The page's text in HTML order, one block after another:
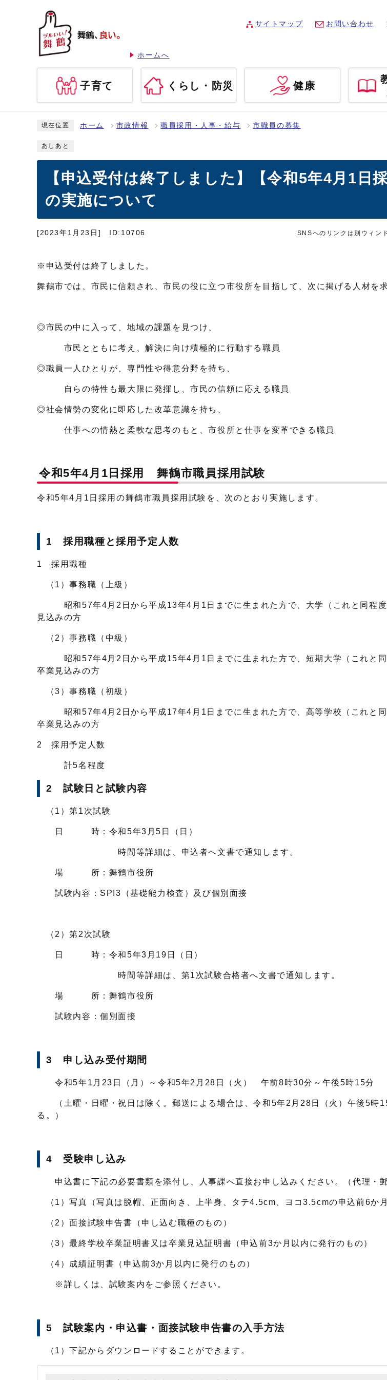
ホームへ
サイトマップ お問い合わせ
子育て くらし・防災 健康
現在位置 ホーム 市政情報 職員採用・人事・給与 市職員の募集
あしあと
【申込受付は終了しました】【令和5年4月1日
の実施について
[2023年1月23日] ID:10706 SNSへのリンクは別ウィン
※申込受付は終了しました。
舞鶴市では、市民に信頼され、市民の役に立つ市役所を目指して、次に掲げる人材を
◎市民の中に入って、地域の課題を見つけ、
市民とともに考え、解決に向け積極的に行動する職員
◎職員一人ひとりが、専門性や得意分野を持ち、
自らの特性も最大限に発揮し、市民の信頼に応える職員
◎社会情勢の変化に即応した改革意識を持ち、
仕事への情熱と柔軟な思考のもと、市役所と仕事を変革できる職員
令和5年4月1日採用 舞鶴市職員採用試験
令和5年4月1日採用の舞鶴市職員採用試験を、次のとおり実施します。
1 採用職種と採用予定人数
1 採用職種
（1）事務職（上級）
昭和57年4月2日から平成13年4月1日までに生まれた方で、大学（これと同程度
見込みの方
（2）事務職（中級）
昭和57年4月2日から平成15年4月1日までに生まれた方で、短期大学（これと同
卒業見込みの方
（3）事務職（初級）
昭和57年4月2日から平成17年4月1日までに生まれた方で、高等学校（これと同
卒業見込みの方
2 採用予定人数
計5名程度
2 試験日と試験内容
（1）第1次試験
日 時：令和5年3月5日（日）
時間等詳細は、申込者へ文書で通知します。
場 所：舞鶴市役所
試験内容：SPI3（基礎能力検査）及び個別面接
（2）第2次試験
日 時：令和5年3月19日（日）
時間等詳細は、第1次試験合格者へ文書で通知します。
場 所：舞鶴市役所
試験内容：個別面接
3 申し込み受付期間
令和5年1月23日（月）～令和5年2月28日（火） 午前8時30分～午後5時15分
（土曜・日曜・祝日は除く。郵送による場合は、令和5年2月28日（火）午後5時
る。）
4 受験申し込み
申込書に下記の必要書類を添付し、人事課へ直接お申し込みください。（代理・郵
（1）写真（写真は脱帽、正面向き、上半身、タテ4.5cm、ヨコ3.5cmの申込前6か月
（2）面接試験申告書（申し込む職種のもの）
（3）最終学校卒業証明書又は卒業見込証明書（申込前3か月以内に発行のもの）
（4）成績証明書（申込前3か月以内に発行のもの）
※詳しくは、試験案内をご参照ください。
5 試験案内・申込書・面接試験申告書の入手方法
（1）下記からダウンロードすることができます。